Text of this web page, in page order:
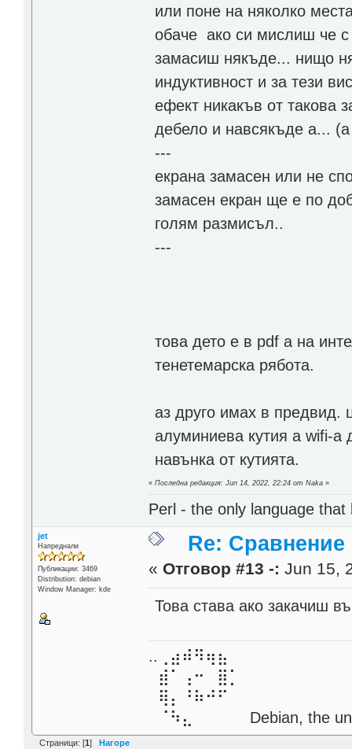
или поне на няколко
обаче ако си мислиш че
замасиш някъде... нищо
индуктивност и за тези
ефект никакъв от такова
дебело и навсякъде а...
---
екрана замасен или не
замасен екран ще е по
голям размисъл..
---
това дето е в pdf a на
тенетемарска рябота.
аз друго имах в предвид.
алуминиева кутия а wifi-а
навънка от кутията.
«Последна редакция: Jun 14, 2022, 22:24 от Naka »
Perl - the only language
jet
Напреднали
Публикации: 3469
Distribution: debian
Window Manager: kde
Re:
« Отговор #13 -: Jun 15,
Това става ако закачиш
..⢀⣴⠾⠻⢶⣦⠀
⣾⠁⢠⠒⠀⣿⡁
⢿⡄⠘⠷⠚⠋
⠈⠳⣄⠀⠀⠀⠀ Debian, the
Страници: [1 ] Нагоре